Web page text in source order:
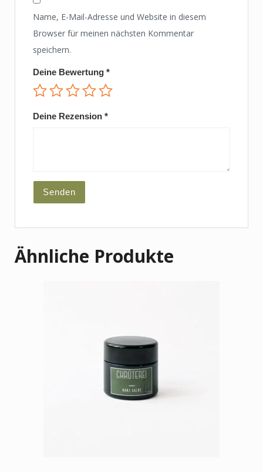
Name, E-Mail-Adresse und Website in diesem
Browser für meinen nächsten Kommentar
speichern.
Deine Bewertung *
Deine Rezension *
Ähnliche Produkte